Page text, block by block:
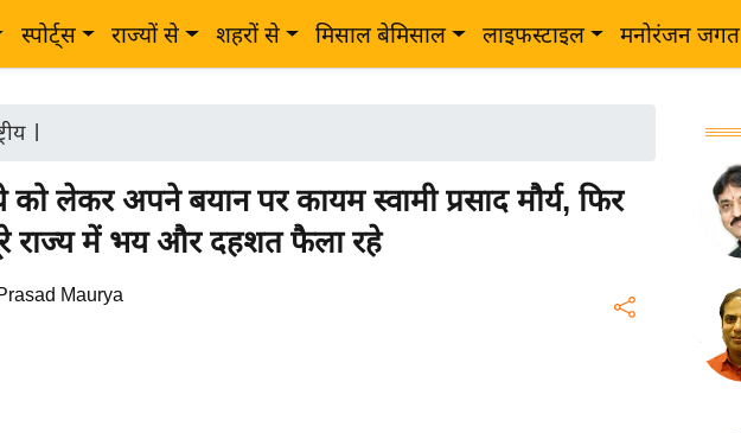
स्पोर्ट्स राज्यों से शहरों से मिसाल बेमिसाल लाइफस्टाइल मनोरंजन जगत
|
को लेकर अपने बयान पर कायम स्वामी प्रसाद मौर्य, फिर
राज्य में भय और दहशत फैला रहे